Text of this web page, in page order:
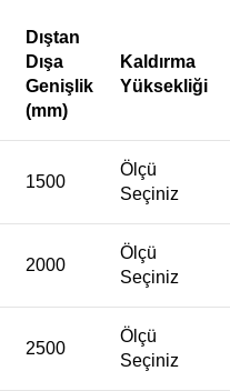
Dıştan
Dışa
Genişlik
(mm)
Kaldırma
Yüksekliği
1500
Ölçü
Seçiniz
2000
Ölçü
Seçiniz
2500
Ölçü
Seçiniz